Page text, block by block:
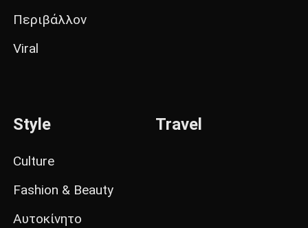
Περιβάλλον
Viral
Style
Culture
Fashion & Beauty
Αυτοκίνητο
Travel